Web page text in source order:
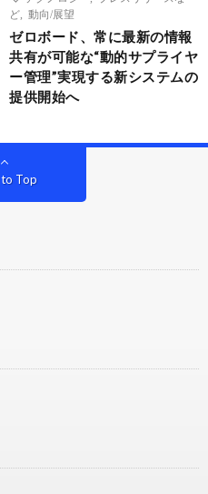
ど
動向/展望
ゼロボード、常に最新の情報
共有が可能な“動的サプライヤ
ー管理”実現する新システムの
提供開始へ
to Top